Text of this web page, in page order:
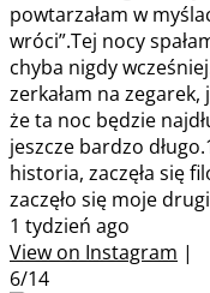
powtarzałam w
wróci”.Tej nocy
chyba nigdy
zerkałam na
że ta noc będzie
jeszcze bardzo
historia, zaczęła się
zaczęło się moje
1 tydzień ago
View on Instagram |
6/14